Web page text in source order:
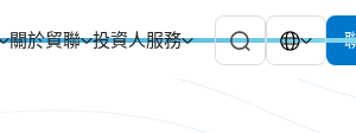
關於貿聯 投資人服務